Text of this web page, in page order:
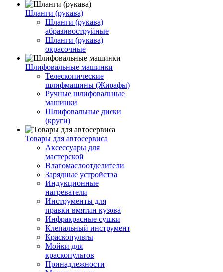
Шланги (рукава)
Шланги (рукава)
абразивоструйные
Шланги (рукава)
окрасочные
Шлифовальные машинки
Телескопические
шлифмашины (Жирафы)
Ручные шлифовальные
машинки
Шлифовальные диски
(круги)
Товары для автосервиса
Аксессуары для
мастерской
Влагомаслоотделители
Зарядные устройства
Индукционные
нагреватели
Инструменты для
правки вмятин кузова
Инфракрасные сушки
Клепальный инструмент
Краскопульты
Мойки для
краскопультов
Принадлежности